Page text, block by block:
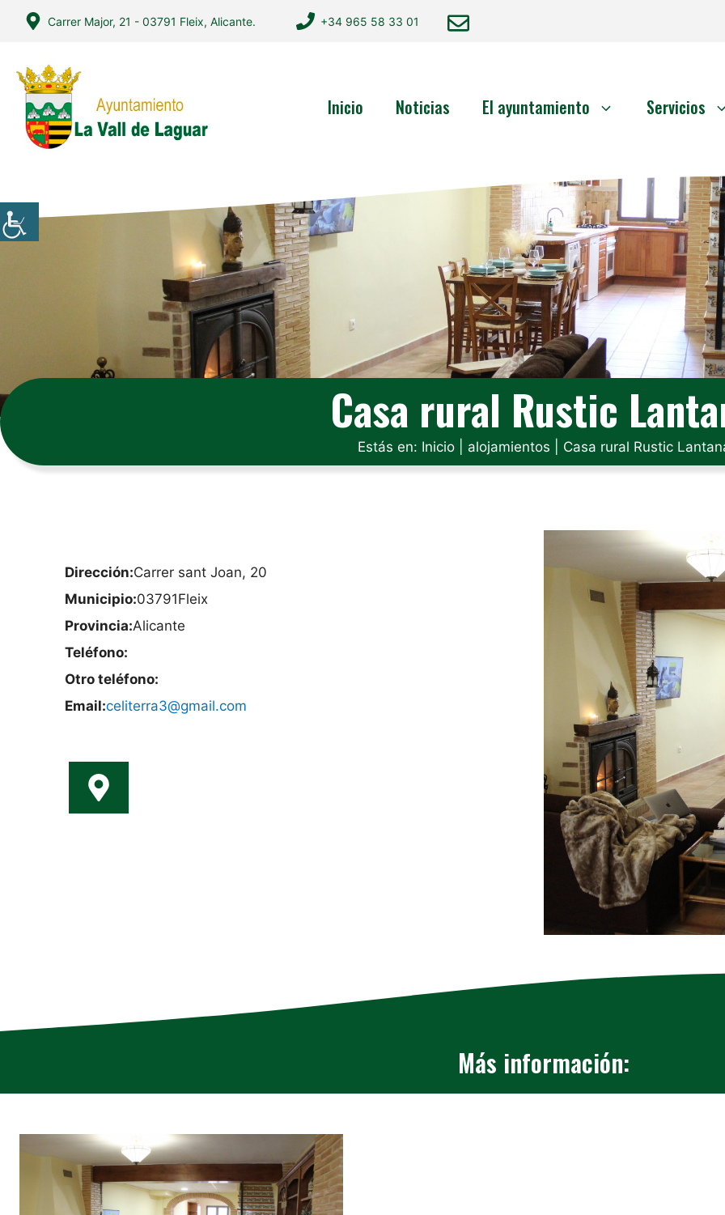
Saltar
Carrer Major, 21 - 03791 Fleix, Alicante. +34 965 58 33 01
Inicio Noticias El ayuntamiento Servicios
Casa rural Rustic
Estás en: Inicio| alojamientos Casa rural Rustic
Dirección:Carrer sant Joan, 20
Municipio:03791Fleix
Provincia:Alicante
Teléfono:
Otro teléfono:
Email:celiterra3@gmail.com
Más información: